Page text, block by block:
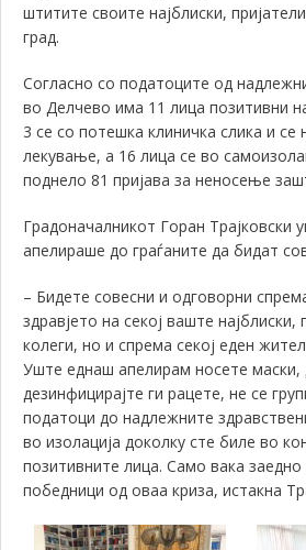
штитите своите најблиски,
град.
Согласно со податоците од
во Делчево има 11 лица позитивни
3 се со потешка клиничка слика и се
лекување, а 16 лица се во
поднело 81 пријава за неносење
Градоначалникот Горан Трајковски
апелираше до граѓаните да бидат
– Бидете совесни и одговорни
здравјето на секој ваште најблиски,
колеги, но и спрема секој еден
Уште еднаш апелирам носете маски,
дезинфицирајте ги рацете, не се
податоци до надлежните
во изолација доколку сте биле во
позитивните лица. Само вака заедно
победници од оваа криза, истакна